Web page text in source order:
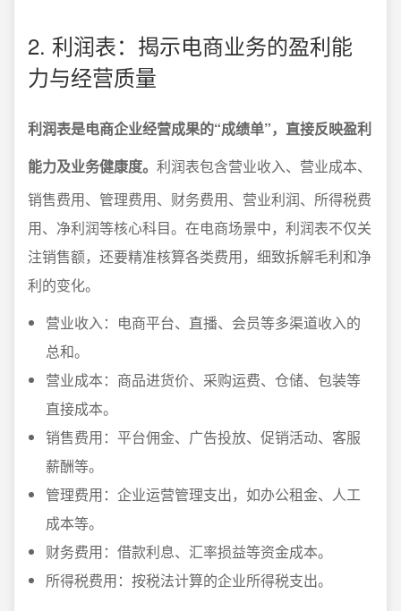
2. 利润表：揭示电商业务的盈利能
力与经营质量
利润表是电商企业经营成果的“成绩单”，直接反映盈利
能力及业务健康度。 利润表包含营业收入、营业成本、
销售费用、管理费用、财务费用、营业利润、所得税费
用、净利润等核心科目。在电商场景中，利润表不仅关
注销售额，还要精准核算各类费用，细致拆解毛利和净
利的变化。
营业收入：电商平台、直播、会员等多渠道收入的
总和。
营业成本：商品进货价、采购运费、仓储、包装等
直接成本。
销售费用：平台佣金、广告投放、促销活动、客服
薪酬等。
管理费用：企业运营管理支出，如办公租金、人工
成本等。
财务费用：借款利息、汇率损益等资金成本。
所得税费用：按税法计算的企业所得税支出。